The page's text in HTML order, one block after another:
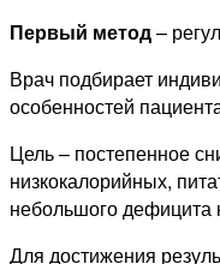
Первый метод–
Врач подбирает
особенностей
Цель – постепенное
низкокалорийных,
небольшого дефицита
Для достижения